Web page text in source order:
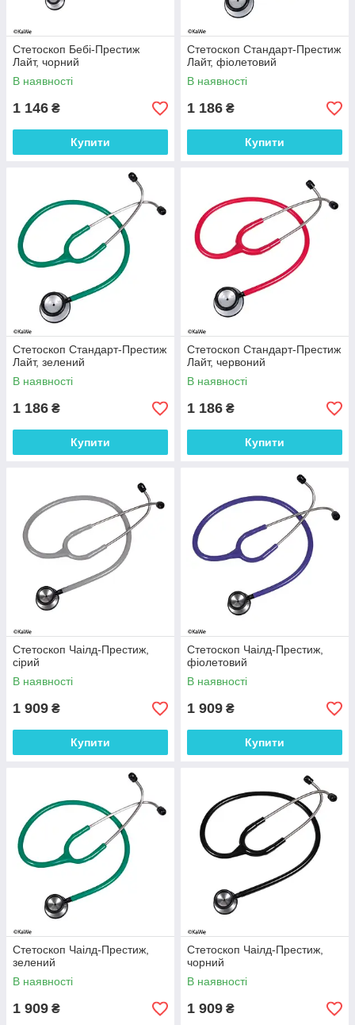
Стетоскоп Бебі-Престиж
Лайт, чорний
В наявності
1 146 ₴
Купити
Стетоскоп Стандарт-Престиж
Лайт, фіолетовий
В наявності
1 186 ₴
Купити
Стетоскоп Стандарт-Престиж
Лайт, зелений
В наявності
1 186 ₴
Купити
Стетоскоп Стандарт-Престиж
Лайт, червоний
В наявності
1 186 ₴
Купити
Стетоскоп Чаілд-Престиж,
сірий
В наявності
1 909 ₴
Купити
Стетоскоп Чаілд-Престиж,
фіолетовий
В наявності
1 909 ₴
Купити
Стетоскоп Чаілд-Престиж,
зелений
В наявності
1 909 ₴
Стетоскоп Чаілд-Престиж,
чорний
В наявності
1 909 ₴